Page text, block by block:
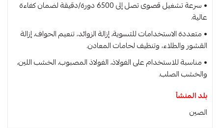
• سرعة تشغيل قصوى تصل إلى 6500 دورة/دقيقة لضمان كفاءة
عالية.
• متعددة الاستخدامات للتسوية، إزالة الزوائد، تنعيم الحواف، إزالة
القشور والطلاء، وتنظيف لحامات المعادن.
• مناسبة للاستخدام على الفولاذ، الفولاذ المصبوب، الخشب اللين،
والخشب الصلب.
بلد المنشأ
الصين